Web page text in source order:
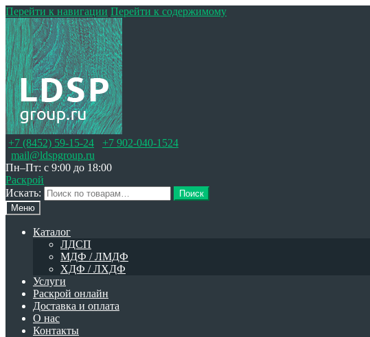
Перейти к навигации Перейти к содержимому
+7 (8452) 59-15-24
+7 902-040-1524
mail@ldspgroup.ru
Пн–Пт: с 9:00 до 18:00
Раскрой
Искать:
Поиск
Меню
Каталог
ЛДСП
МДФ / ЛМДФ
ХДФ / ЛХДФ
Услуги
Раскрой онлайн
Доставка и оплата
О нас
Контакты